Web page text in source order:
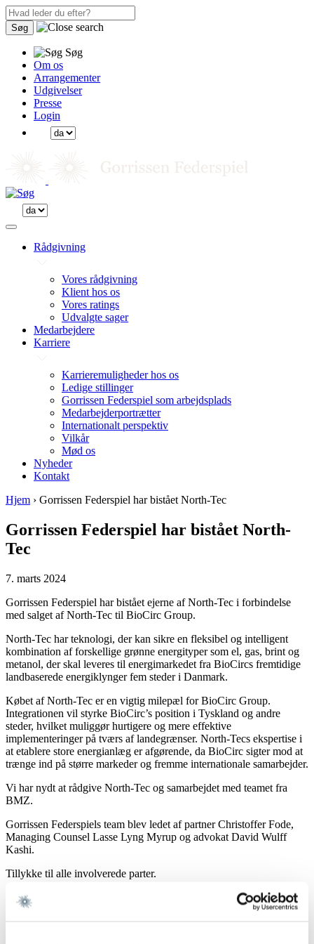
Søg
Søg
Om os
Arrangementer
Udgivelser
Presse
Login
Rådgivning
Vores rådgivning
Klient hos os
Vores ratings
Udvalgte sager
Medarbejdere
Karriere
Karrieremuligheder hos os
Ledige stillinger
Gorrissen Federspiel som arbejdsplads
Medarbejderportrætter
Internationalt perspektiv
Vilkår
Mød os
Nyheder
Kontakt
Hjem › Gorrissen Federspiel har bistået North-Tec
Gorrissen Federspiel har bistået North-
Tec
7. marts 2024
Gorrissen Federspiel har bistået ejerne af North-Tec i forbindelse
med salget af North-Tec til BioCirc Group.
North-Tec har teknologi, der kan sikre en fleksibel og intelligent
kombination af forskellige grønne energityper som el, gas, brint og
metanol, der skal leveres til energimarkedet fra BioCircs fremtidige
landbaserede energiklynger fem steder i Danmark.
Købet af North-Tec er en vigtig milepæl for BioCirc Group.
Integrationen vil styrke BioCirc’s position i Tyskland og andre
steder, hvilket muliggør hurtigere og mere effektive
implementeringer på tværs af landegrænser. North-Tecs ekspertise i
at etablere store energianlæg er afgørende, da BioCirc sigter mod at
trænge ind på større markeder og fremme internationale samarbejder.
Vi har nydt at rådgive North-Tec og samarbejdet med teamet fra
BMZ.
Gorrissen Federspiels team blev ledet af partner Christoffer Fode,
Managing Counsel Lasse Lyng Myrup og advokat David Wulff
Kashi.
Tillykke til alle involverede parter.
Læs mere om transaktionen